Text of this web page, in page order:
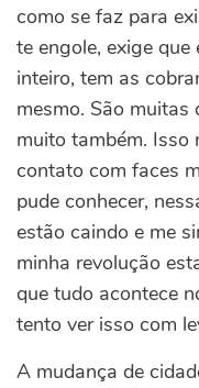
como se faz para
te engole, exige
inteiro, tem as
mesmo. São muitas
muito também. Isso
contato com faces
pude conhecer,
estão caindo e me
minha revolução
que tudo acontece
tento ver isso com
A mudança de